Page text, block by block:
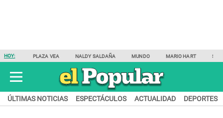
HOY: PLAZA VEA NALDY SALDAÑA MUNDO MARIO HART
ÚLTIMAS NOTICIAS ESPECTÁCULOS ACTUALIDAD DEPORTES